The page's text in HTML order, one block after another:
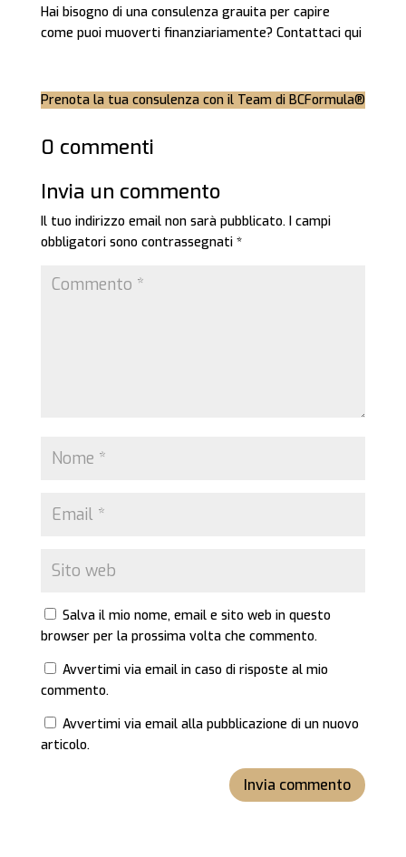
Hai bisogno di una consulenza grauita per capire
come puoi muoverti finanziariamente? Contattaci qui
Prenota la tua consulenza con il Team di BCFormula®
0 commenti
Invia un commento
Il tuo indirizzo email non sarà pubblicato. I campi
obbligatori sono contrassegnati *
Salva il mio nome, email e sito web in questo
browser per la prossima volta che commento.
Avvertimi via email in caso di risposte al mio
commento.
Avvertimi via email alla pubblicazione di un nuovo
articolo.
Invia commento